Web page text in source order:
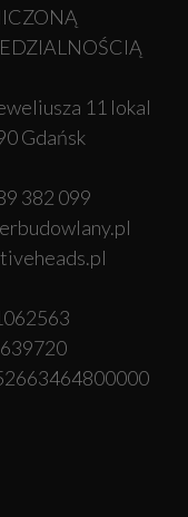
11 lokal
Gdańsk
382 099